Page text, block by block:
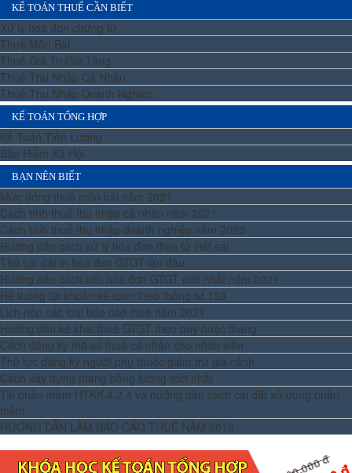
KẾ TOÁN THUẾ CẦN BIẾT
Xử lý hóa đơn chứng từ
Thuế Môn Bài
Thuế Giá Trị Gia Tăng
Thuế Thu Nhập Cá Nhân
Thuế Thu Nhập Doanh Nghiệp
KẾ TOÁN TỔNG HỢP
Kế Toán Tiền Lương
Bảo Hiểm Xã Hội
BẠN NÊN BIẾT
Mức đóng thuế môn bài năm 2021
Cách tính thuế thu nhập cá nhân năm 2021
Cách tính thuế thu nhập doanh nghiệp năm 2020
Hướng dẫn cách xử lý hóa đơn điện tử viết sai
Thủ tục đặt in hóa đơn GTGT lần đầu
Hướng dẫn cách viết hóa đơn GTGT mới nhất năm 2021
Hệ thống tài khoản kế toán theo thông tư 133
Lịch nộp các loại báo cáo thuế năm 2021
Hướng dẫn kê khai thuế GTGT theo quý hoặc tháng
Cách đăng ký mã số thuế cá nhân cho nhân viên
Thủ tục đăng ký người phụ thuộc giảm trừ gia cảnh
Cách xây dựng thang bảng lương mới nhất
Tải phần mềm HTKK 4.2.4 và hướng dẫn cách cài đặt sử dụng phần
mềm
HƯỚNG DẪN LÀM BÁO CÁO THUẾ NĂM 2019